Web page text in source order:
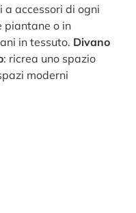
accessori di ogni
piantane o in
in tessuto. Divano
: ricrea uno spazio
moderni